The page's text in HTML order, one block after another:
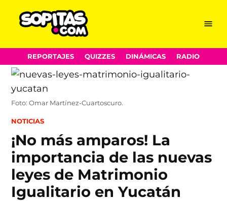
Skip
to
content
Menu
REPORTAJES QUIZZES DINÁMICAS RADIO
Foto: Omar Martínez-Cuartoscuro.
POSTED
NOTICIAS
¡No más amparos! La
importancia de las nuevas
leyes de Matrimonio
Igualitario en Yucatán